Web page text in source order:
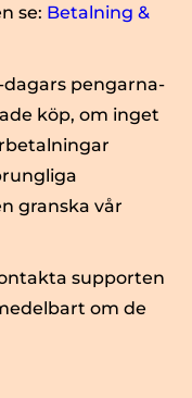
se: Betalning &
pengarna-
köp, om inget
granska vår
supporten
om de